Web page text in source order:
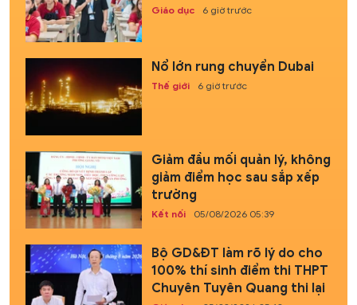
Giáo dục 6 giờ trước
Nổ lớn rung chuyển Dubai
Thế giới 6 giờ trước
Giảm đầu mối quản lý, không
giảm điểm học sau sắp xếp
trường
Kết nối 05/08/2026 05:39
Bộ GD&ĐT làm rõ lý do cho
100% thí sinh điểm thi THPT
Chuyên Tuyên Quang thi lại